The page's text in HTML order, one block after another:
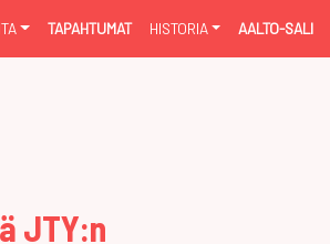
TAPAHTUMAT HISTORIA AALTO-SALI
JTY:n